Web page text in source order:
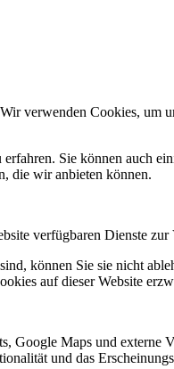
verwenden Cookies, um
Sie können auch
die wir anbieten können.
verfügbaren Dienste
können Sie sie nicht
auf dieser Website
Google Maps und
und das